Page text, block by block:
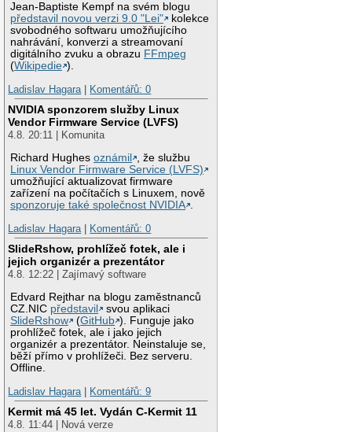
Jean-Baptiste Kempf na svém blogu
představil novou verzi 9.0 "Lei"
kolekce
svobodného softwaru umožňujícího
nahrávání, konverzi a streamovaní
digitálního zvuku a obrazu FFmpeg
(Wikipedie ).
Ladislav Hagara
Komentářů: 0
NVIDIA sponzorem služby Linux
Vendor Firmware Service (LVFS)
4.8. 20:11 | Komunita
Richard Hughesoznámil
, že službu
Linux Vendor Firmware Service (LVFS)
umožňující aktualizovat firmware
zařízení na počítačích s Linuxem, nově
sponzoruje také společnost NVIDIA .
Ladislav Hagara | Komentářů: 0
SlideRshow, prohlížeč fotek, ale i
jejich organizér a prezentátor
4.8. 12:22 | Zajímavý software
Edvard Rejthar na blogu zaměstnanců
CZ.NIC představil
svou aplikaci
SlideRshow
(GitHub ). Funguje jako
prohlížeč fotek, ale i jako jejich
organizér a prezentátor. Neinstaluje se,
běží přímo v prohlížeči. Bez serveru.
Offline.
Ladislav Hagara | Komentářů: 9
Kermit má 45 let. Vydán C-Kermit 11
4.8. 11:44 | Nová verze